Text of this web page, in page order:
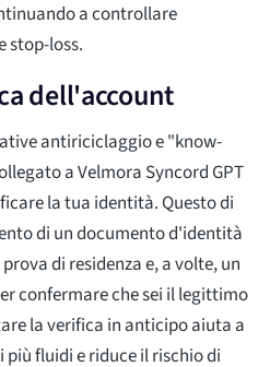
a controllare
stop-loss.
dell'account
antiriciclaggio e "know-
a Velmora Syncord GPT
la tua identità. Questo di
di un documento d'identità
di residenza e, a volte, un
confermare che sei il legittimo
la verifica in anticipo aiuta a
fluidi e riduce il rischio di